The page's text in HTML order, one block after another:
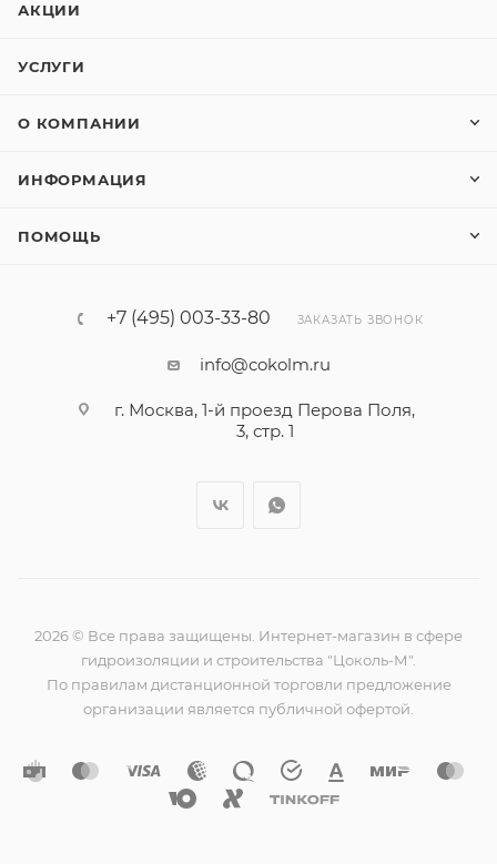
АКЦИИ
УСЛУГИ
О КОМПАНИИ
ИНФОРМАЦИЯ
ПОМОЩЬ
+7 (495) 003-33-80 ЗАКАЗАТЬ ЗВОНОК
info@cokolm.ru
г. Москва, 1-й проезд Перова Поля,
3, стр. 1
2026 © Все права защищены. Интернет-магазин в сфере
гидроизоляции и строительства "Цоколь-М".
По правилам дистанционной торговли предложение
организации является публичной офертой.